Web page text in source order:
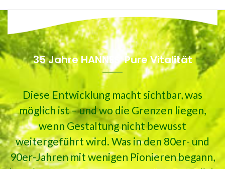
35 Jahre HANNES' Pure Vitalität
Diese Entwicklung macht sichtbar, was
möglich ist – und wo die Grenzen liegen,
wenn Gestaltung nicht bewusst
weitergeführt wird. Was in den 80er- und
90er-Jahren mit wenigen Pionieren begann,